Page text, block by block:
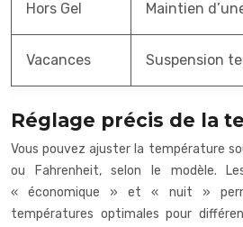
Hors Gel Maintien
Vacances Suspension
Réglage précis de la
Vous pouvez ajuster la température
ou Fahrenheit, selon le modèle.
« économique » et « nuit »
températures optimales pour